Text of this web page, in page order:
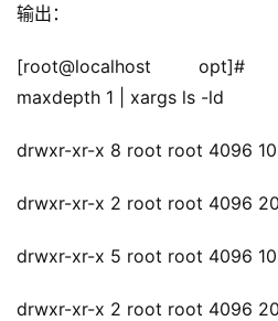
输出 ：
[root@localhost
maxdepth 1 | xargs ls -ld
drwxr-xr-x 8 root root 4096
drwxr-xr-x 2 root root 4096
drwxr-xr-x 5 root root 4096
drwxr-xr-x 2 root root 4096